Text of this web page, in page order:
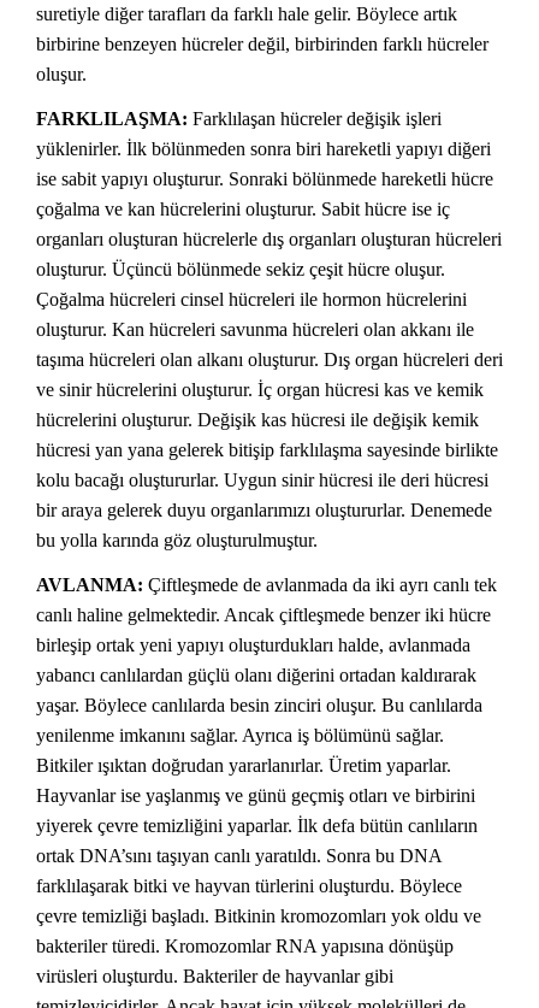
suretiyle diğer tarafları da farklı hale gelir. Böylece artık
birbirine benzeyen hücreler değil, birbirinden farklı hücreler
oluşur.
FARKLILAŞMA: Farklılaşan hücreler değişik işleri
yüklenirler. İlk bölünmeden sonra biri hareketli yapıyı diğeri
ise sabit yapıyı oluşturur. Sonraki bölünmede hareketli hücre
çoğalma ve kan hücrelerini oluşturur. Sabit hücre ise iç
organları oluşturan hücrelerle dış organları oluşturan hücreleri
oluşturur. Üçüncü bölünmede sekiz çeşit hücre oluşur.
Çoğalma hücreleri cinsel hücreleri ile hormon hücrelerini
oluşturur. Kan hücreleri savunma hücreleri olan akkanı ile
taşıma hücreleri olan alkanı oluşturur. Dış organ hücreleri deri
ve sinir hücrelerini oluşturur. İç organ hücresi kas ve kemik
hücrelerini oluşturur. Değişik kas hücresi ile değişik kemik
hücresi yan yana gelerek bitişip farklılaşma sayesinde birlikte
kolu bacağı oluştururlar. Uygun sinir hücresi ile deri hücresi
bir araya gelerek duyu organlarımızı oluştururlar. Denemede
bu yolla karında göz oluşturulmuştur.
AVLANMA: Çiftleşmede de avlanmada da iki ayrı canlı tek
canlı haline gelmektedir. Ancak çiftleşmede benzer iki hücre
birleşip ortak yeni yapıyı oluşturdukları halde, avlanmada
yabancı canlılardan güçlü olanı diğerini ortadan kaldırarak
yaşar. Böylece canlılarda besin zinciri oluşur. Bu canlılarda
yenilenme imkanını sağlar. Ayrıca iş bölümünü sağlar.
Bitkiler ışıktan doğrudan yararlanırlar. Üretim yaparlar.
Hayvanlar ise yaşlanmış ve günü geçmiş otları ve birbirini
yiyerek çevre temizliğini yaparlar. İlk defa bütün canlıların
ortak DNA’sını taşıyan canlı yaratıldı. Sonra bu DNA
farklılaşarak bitki ve hayvan türlerini oluşturdu. Böylece
çevre temizliği başladı. Bitkinin kromozomları yok oldu ve
bakteriler türedi. Kromozomlar RNA yapısına dönüşüp
virüsleri oluşturdu. Bakteriler de hayvanlar gibi